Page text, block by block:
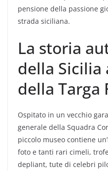
pensione della passione
strada siciliana.
La storia
della Sicilia
della Targa
Ospitato in un vecchio
generale della Squadra
piccolo museo contiene
foto e tanti rari cimeli,
depliant, tute di celebri